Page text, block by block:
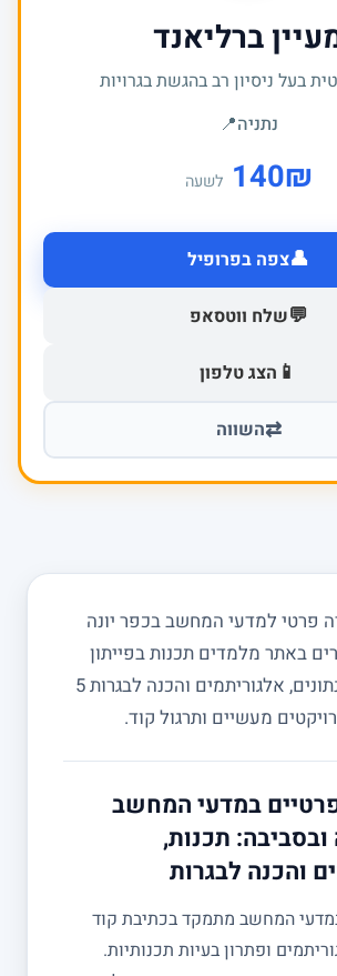
ברליאנד
בעל ניסיון רב בהגשת בגרויות
נתניה📍
₪
140 לשעה
👤צפה בפרופיל
💬שלח ווטסאפ
📱 הצג טלפון
⇄השווה
פרטי למדעי המחשב בכפר יונה
באתר מלמדים תכנות בפייתון
וגאווה, מבני נתונים, אלגוריתמים והכנה לבגרות 5
מעשיים ותרגול קוד.
במדעי המחשב
ובסביבה: תכנות,
והכנה לבגרות
המחשב מתמקד בכתיבת קוד
ופתרון בעיות תכנותיות.